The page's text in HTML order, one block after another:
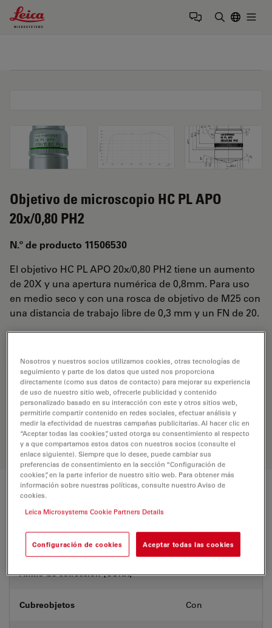
Leica Microsystems Logo
Objetivo de microscopio HC PL APO
20x/0,80 PH2
N.º de producto 11506530
El objetivo HC PL APO 20x/0,80 PH2 tiene un aumento
de 20X y una apertura numérica de 0,8mm. Para uso
en medio seco y con una rosca de objetivo de M25 con
una distancia de trabajo libre de 0,3 mm y un FN de 20.
Encuentre la solución ideal. Explore
nuestroBuscador de Objetivos,
compare alternativas y encuentre la
opción que mejor se adapte a sus
necesidades.
Características
Número de producto 11506530
Anillo de corrección (CORR) -
Cubreobjetos Con
Nosotros y nuestros socios utilizamos cookies, otras tecnologías de
seguimiento y parte de los datos que usted nos proporciona
directamente (como sus datos de contacto) para mejorar su experiencia
de uso de nuestro sitio web, ofrecerle publicidad y contenido
personalizado basado en su interacción con este y otros sitios web,
permitirle compartir contenido en redes sociales, efectuar análisis y
medir la efectividad de nuestras campañas publicitarias. Al hacer clic en
“Aceptar todas las cookies”, usted otorga su consentimiento al respecto
y a que compartamos estos datos con nuestros socios (consulte el
enlace siguiente). Siempre que lo desee, puede cambiar sus
preferencias de consentimiento en la sección “Configuración de
cookies”, en la parte inferior de nuestro sitio web. Para obtener más
información sobre nuestras políticas, consulte nuestro Aviso de
cookies.
Leica Microsystems Cookie Partners Details
Configuración de cookies Aceptar todas las cookies